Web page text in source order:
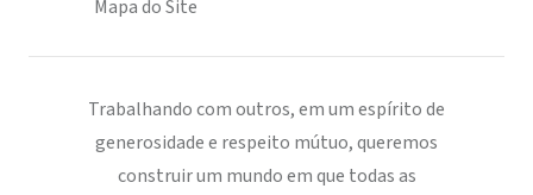
Mapa do Site
Trabalhando com outros, em um espírito de
generosidade e respeito mútuo, queremos
construir um mundo em que todas as